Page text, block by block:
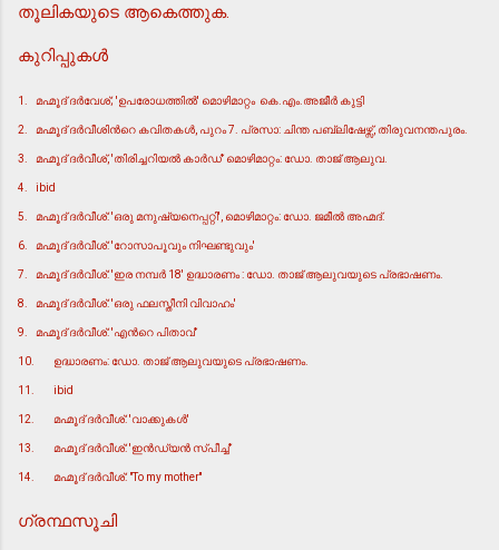
തൂലികയുടെ ആകെത്തുക.
കുറിപ്പുകള്‍
1. മഹ്മൂദ് ദര്‍വേശ്; 'ഉപരോധത്തില്‍' മൊഴിമാറ്റം കെ.എം.അജീര്‍ കുട്ടി
2. മഹ്മൂദ് ദര്‍വീശിന്‍റെ കവിതകള്‍, പുറം 7. പ്രസാ: ചിന്ത പബ്ലിഷേഴ്സ്, തിരുവനന്തപുരം.
3. മഹ്മൂദ് ദര്‍വീശ്, 'തിരിച്ചറിയല്‍ കാര്‍ഡ്' മൊഴിമാറ്റം: ഡോ. താജ് ആലുവ.
4. ibid
5. മഹ്മൂദ് ദര്‍വീശ്: 'ഒരു മനുഷ്യനെപ്പറ്റി', മൊഴിമാറ്റം: ഡോ. ജമീല്‍ അഹ്മദ്.
6. മഹ്മൂദ് ദര്‍വീശ്: 'റോസാപൂവും നിഘണ്ടുവും'
7. മഹ്മൂദ് ദര്‍വീശ്: 'ഇര നമ്പര്‍ 18' ഉദ്ധാരണം : ഡോ. താജ് ആലുവയുടെ പ്രഭാഷണം.
8. മഹ്മൂദ് ദര്‍വീശ്: 'ഒരു ഫലസ്തീനി വിവാഹം'
9. മഹ്മൂദ് ദര്‍വീശ്: 'എന്‍റെ പിതാവ്'
10. ഉദ്ധാരണം: ഡോ. താജ് ആലുവയുടെ പ്രഭാഷണം.
11. ibid
12. മഹ്മൂദ് ദര്‍വീശ്: 'വാക്കുകള്‍'
13. മഹ്മൂദ് ദര്‍വീശ്: 'ഇന്‍ഡ്യന്‍ സ്പീച്ച്'
14. മഹ്മൂദ് ദര്‍വീശ്: "To my mother''
ഗ്രന്ഥസൂചി